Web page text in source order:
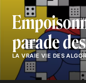
LA VRAIE VIE DES
parade